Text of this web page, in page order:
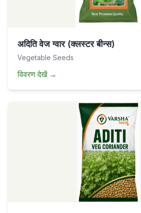
अदिति वेज ग्वार (क्लस्टर बीन्स)
Vegetable Seeds
विवरण देखें→